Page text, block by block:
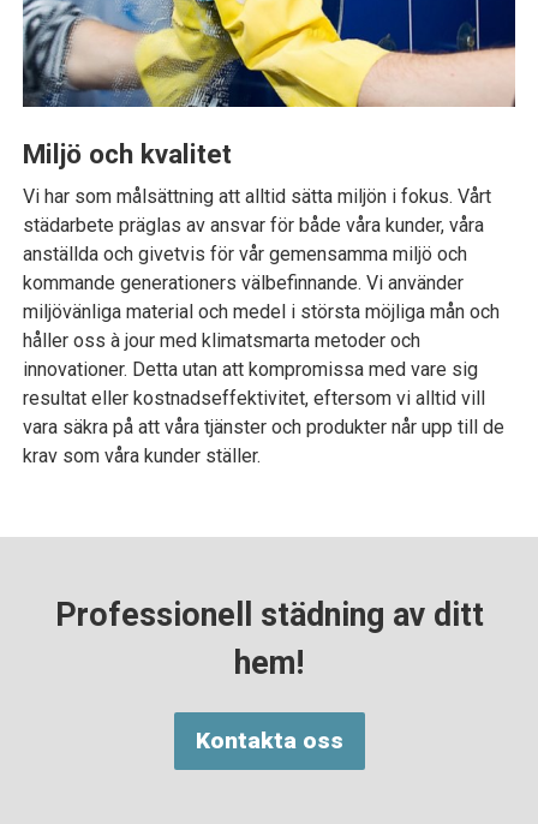
Miljö och kvalitet
Vi har som målsättning att alltid sätta miljön i fokus. Vårt
städarbete präglas av ansvar för både våra kunder, våra
anställda och givetvis för vår gemensamma miljö och
kommande generationers välbefinnande. Vi använder
miljövänliga material och medel i största möjliga mån och
håller oss à jour med klimatsmarta metoder och
innovationer. Detta utan att kompromissa med vare sig
resultat eller kostnadseffektivitet, eftersom vi alltid vill
vara säkra på att våra tjänster och produkter når upp till de
krav som våra kunder ställer.
Professionell städning av ditt
hem!
Kontakta oss